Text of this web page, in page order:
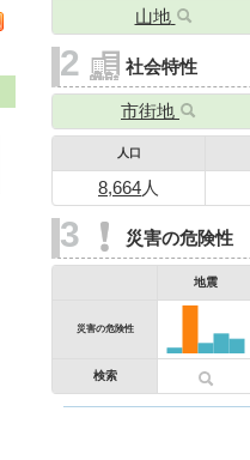
山地
社会特性
市街地
人口
8,664人
災害の危険性
地震
災害の危険性
検索